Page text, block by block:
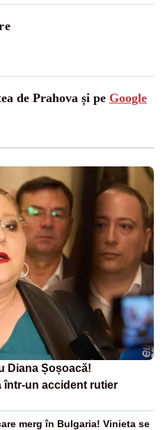
de Prahova și pe Google
Diana Șoșoacă!
într-un accident rutier
merg în Bulgaria! Vinieta se